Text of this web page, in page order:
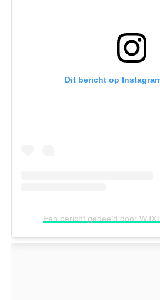
Dit bericht op